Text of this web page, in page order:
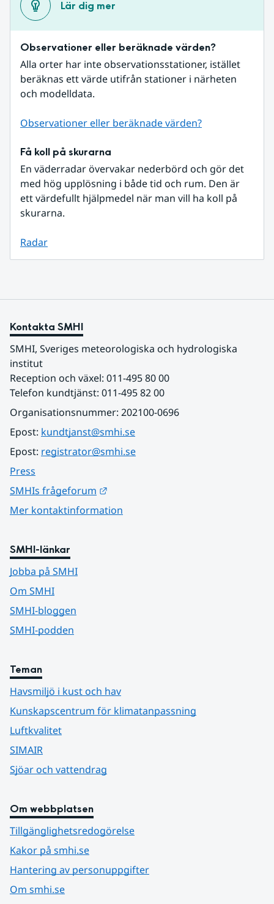
Lär dig mer
Observationer eller beräknade värden?
Alla orter har inte observationsstationer, istället
beräknas ett värde utifrån stationer i närheten
och modelldata.
Observationer eller beräknade värden?
Få koll på skurarna
En väderradar övervakar nederbörd och gör det
med hög upplösning i både tid och rum. Den är
ett värdefullt hjälpmedel när man vill ha koll på
skurarna.
Radar
Kontakta SMHI
SMHI, Sveriges meteorologiska och hydrologiska
institut
Reception och växel: 011-495 80 00
Telefon kundtjänst: 011-495 82 00
Organisationsnummer: 202100-0696
Epost: kundtjanst@smhi.se
Epost: registrator@smhi.se
Press
SMHIs frågeforum
Mer kontaktinformation
SMHI-länkar
Jobba på SMHI
Om SMHI
SMHI-bloggen
SMHI-podden
Teman
Havsmiljö i kust och hav
Kunskapscentrum för klimatanpassning
Luftkvalitet
SIMAIR
Sjöar och vattendrag
Om webbplatsen
Tillgänglighetsredogörelse
Kakor på smhi.se
Hantering av personuppgifter
Om smhi.se